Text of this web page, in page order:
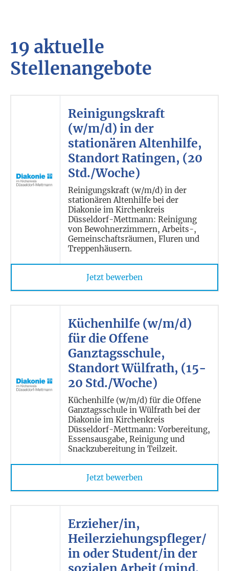
19 aktuelle
Stellenangebote
Reinigungskraft
(w/m/d) in der
stationären Altenhilfe,
Standort Ratingen, (20
Std./Woche)
Reinigungskraft (w/m/d) in der
stationären Altenhilfe bei der
Diakonie im Kirchenkreis
Düsseldorf-Mettmann: Reinigung
von Bewohnerzimmern, Arbeits-,
Gemeinschaftsräumen, Fluren und
Treppenhäusern.
Jetzt bewerben
Küchenhilfe (w/m/d)
für die Offene
Ganztagsschule,
Standort Wülfrath, (15-
20 Std./Woche)
Küchenhilfe (w/m/d) für die Offene
Ganztagsschule in Wülfrath bei der
Diakonie im Kirchenkreis
Düsseldorf-Mettmann: Vorbereitung,
Essensausgabe, Reinigung und
Snackzubereitung in Teilzeit.
Jetzt bewerben
Erzieher/in,
Heilerziehungspfleger/
in oder Student/in der